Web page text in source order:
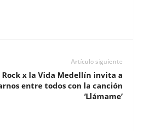
Artículo siguiente
Rock x la Vida Medellín invita a
entre todos con la canción
‘Llámame’